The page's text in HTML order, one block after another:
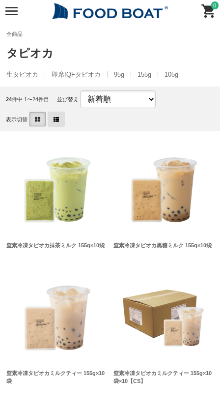
0
全商品
タピオカ
生タピオカ 即席IQFタピオカ 95g 155g 105g
24件中 1〜24件目 並び替え
表示切替
窒素冷凍タピオカ抹茶ミルク 155g×10袋 窒素冷凍タピオカ黒糖ミルク 155g×10袋
窒素冷凍タピオカミルクティー 155g×10
袋
窒素冷凍タピオカミルクティー 155g×10
袋×10【CS】